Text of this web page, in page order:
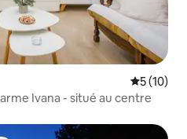
5 (10)
Ivana - situé au centre